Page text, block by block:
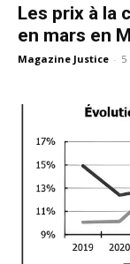
Les prix à la
en mars en
Magazine Justice - 5